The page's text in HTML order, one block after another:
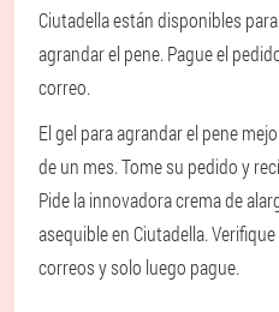
Ciutadella están disponibles
agrandar el pene. Pague el
correo.
El gel para agrandar el pene
de un mes. Tome su pedido y
Pide la innovadora crema de
asequible en Ciutadella.
correos y solo luego pague.